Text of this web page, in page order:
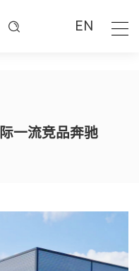
EN
一流竞品奔驰